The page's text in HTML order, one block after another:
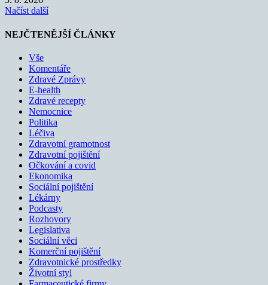
Načíst další
NEJČTENĚJŠÍ ČLÁNKY
Vše
Komentáře
Zdravé Zprávy
E-health
Zdravé recepty
Nemocnice
Politika
Léčiva
Zdravotní gramotnost
Zdravotní pojištění
Očkování a covid
Ekonomika
Sociální pojištění
Lékárny
Podcasty
Rozhovory
Legislativa
Sociální věci
Komerční pojištění
Zdravotnické prostředky
Životní styl